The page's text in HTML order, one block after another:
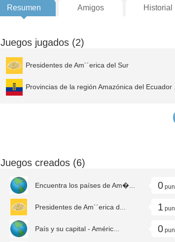
Resumen Amigos Historial
Juegos jugados (2)
Presidentes de Am´´erica del Sur
Provincias de la región Amazónica del Ecuador
Juegos creados (6)
Encuentra los países de Am�... 0
Presidentes de Am´´erica d... 1
País y su capital - Améric... 0